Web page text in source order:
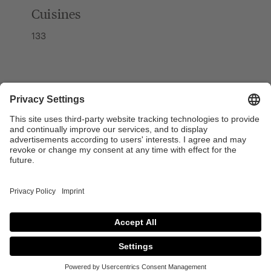
Cuisines
133
ENTREPRISE
PROFESSIONNEL